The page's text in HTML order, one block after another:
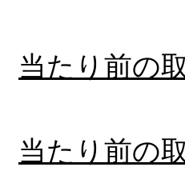
当たり前の
当たり前の